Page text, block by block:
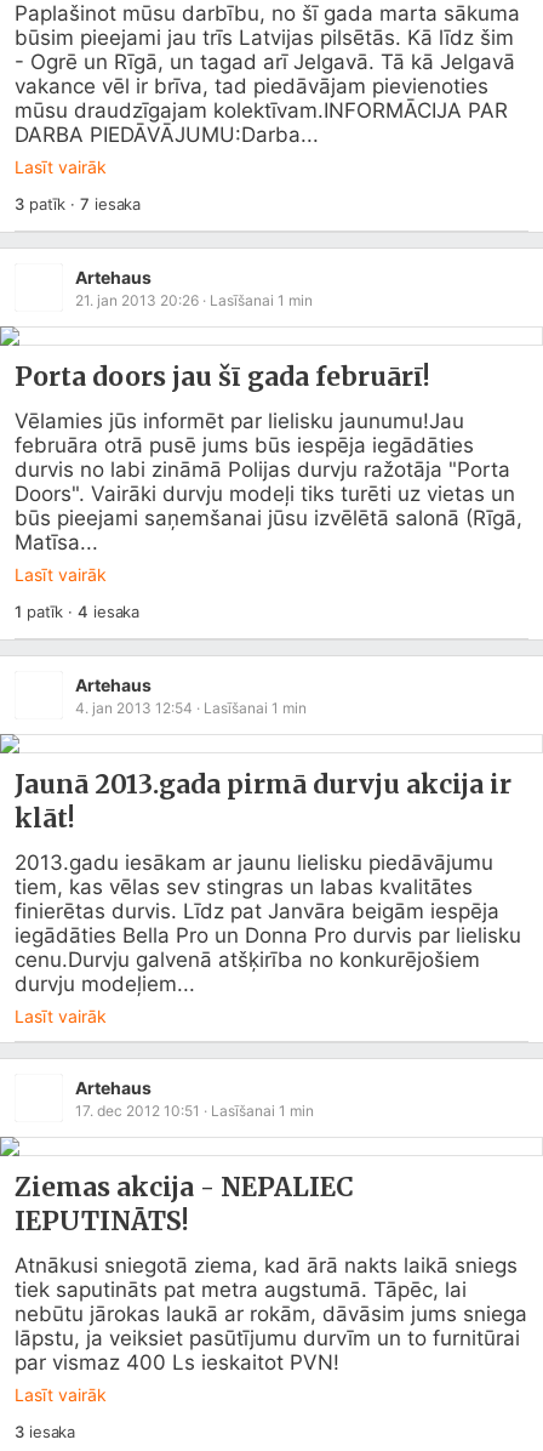
Paplašinot mūsu darbību, no šī gada marta sākuma
būsim pieejami jau trīs Latvijas pilsētās. Kā līdz šim
- Ogrē un Rīgā, un tagad arī Jelgavā. Tā kā Jelgavā
vakance vēl ir brīva, tad piedāvājam pievienoties
mūsu draudzīgajam kolektīvam.INFORMĀCIJA PAR
DARBA PIEDĀVĀJUMU:Darba...
Lasīt vairāk
3patīk ·7 iesaka
Artehaus
21. jan 2013 20:26 · Lasīšanai 1 min
Porta doors jau šī gada februārī!
Vēlamies jūs informēt par lielisku jaunumu!Jau
februāra otrā pusē jums būs iespēja iegādāties
durvis no labi zināmā Polijas durvju ražotāja "Porta
Doors". Vairāki durvju modeļi tiks turēti uz vietas un
būs pieejami saņemšanai jūsu izvēlētā salonā (Rīgā,
Matīsa...
Lasīt vairāk
1 patīk ·4 iesaka
Artehaus
4. jan 2013 12:54 · Lasīšanai 1 min
Jaunā 2013.gada pirmā durvju akcija ir
klāt!
2013.gadu iesākam ar jaunu lielisku piedāvājumu
tiem, kas vēlas sev stingras un labas kvalitātes
finierētas durvis. Līdz pat Janvāra beigām iespēja
iegādāties Bella Pro un Donna Pro durvis par lielisku
cenu.Durvju galvenā atšķirība no konkurējošiem
durvju modeļiem...
Lasīt vairāk
Artehaus
17. dec 2012 10:51 · Lasīšanai 1 min
Ziemas akcija - NEPALIEC
IEPUTINĀTS!
Atnākusi sniegotā ziema, kad ārā nakts laikā sniegs
tiek saputināts pat metra augstumā. Tāpēc, lai
nebūtu jārokas laukā ar rokām, dāvāsim jums sniega
lāpstu, ja veiksiet pasūtījumu durvīm un to furnitūrai
par vismaz 400 Ls ieskaitot PVN!
Lasīt vairāk
3iesaka